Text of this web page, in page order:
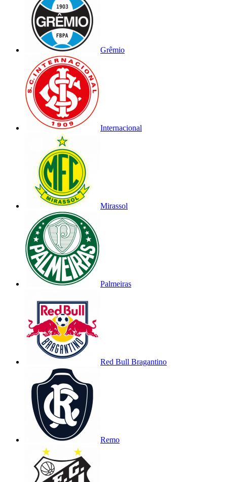
Grêmio
Internacional
Mirassol
Palmeiras
Red Bull Bragantino
Remo